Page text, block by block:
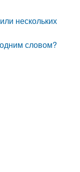
нескольких
словом?